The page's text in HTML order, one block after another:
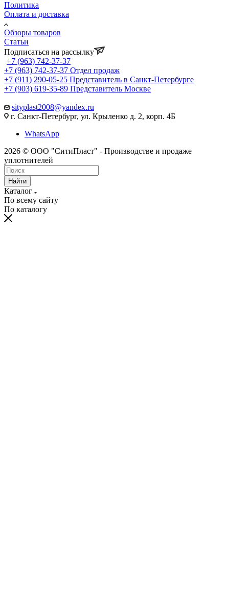
Политика
Оплата и доставка
Обзоры товаров
Статьи
Подписаться на рассылку
+7 (963) 742-37-37
+7 (963) 742-37-37 Отдел продаж
+7 (911) 290-05-25 Представитель в Санкт-Петербурге
+7 (903) 619-35-89 Представитель Москве
sityplast2008@yandex.ru
г. Санкт-Петербург, ул. Крыленко д. 2, корп. 4Б
WhatsApp
2026 © ООО "СитиПласт" - Производстве и продаже
уплотнителей
Найти
Каталог
По всему сайту
По каталогу